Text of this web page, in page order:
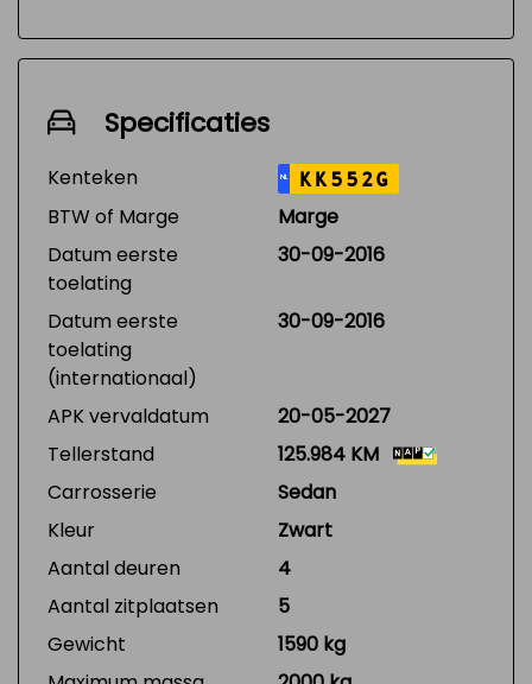
Specificaties
Kenteken NL KK552G
BTW of Marge
Marge
Datum eerste
toelating
30-09-2016
Datum eerste
toelating
(internationaal)
30-09-2016
APK vervaldatum
20-05-2027
Tellerstand
125.984 KM
Carrosserie
Sedan
Kleur
Zwart
Aantal deuren
4
Aantal zitplaatsen
5
Gewicht
1590 kg